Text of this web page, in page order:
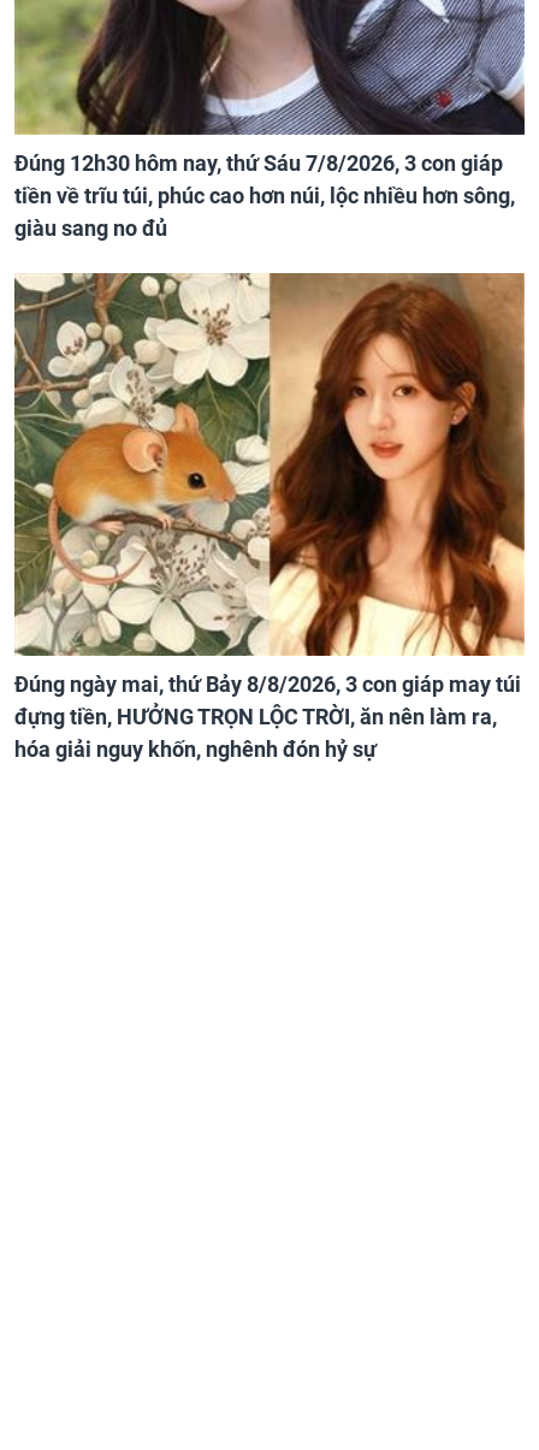
Đúng 12h30 hôm nay, thứ Sáu 7/8/2026, 3 con giáp
tiền về trĩu túi, phúc cao hơn núi, lộc nhiều hơn sông,
giàu sang no đủ
Đúng ngày mai, thứ Bảy 8/8/2026, 3 con giáp may túi
đựng tiền, HƯỞNG TRỌN LỘC TRỜI, ăn nên làm ra,
hóa giải nguy khốn, nghênh đón hỷ sự